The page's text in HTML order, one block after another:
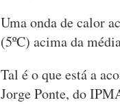
Uma onda de calor
(5ºC) acima da
Tal é o que está a
Jorge Ponte, do